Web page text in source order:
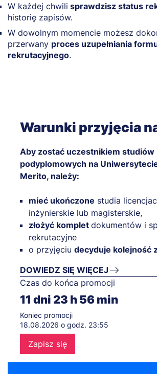
W każdej chwili sprawdzisz status
historię zapisów.
W dowolnym momencie możesz
przerwany proces uzupełniania
rekrutacyjnego.
Warunki przyjęcia
Aby zostać uczestnikiem studiów
podyplomowych na
Merito, należy:
mieć ukończone studia
inżynierskie lub magisterskie,
złożyć komplet dokumentów i
rekrutacyjne
o przyjęciu decyduje kolejność
DOWIEDZ SIĘ WIĘCEJ
Czas do końca promocji
11 dni23 h56min
Koniec promocji
18.08.2026 o godz. 23:55
Zapisz się